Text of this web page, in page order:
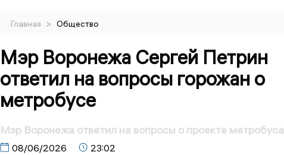
Главная > Общество
Мэр Воронежа Сергей Петрин
ответил на вопросы горожан о
метробусе
Мэр Воронежа ответил на вопросы о проекте метробуса
08/06/2026 23:02